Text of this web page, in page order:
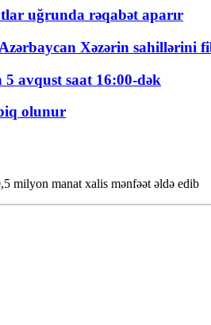
uğrunda rəqabət aparır
Xəzərin sahillərini
avqust saat 16:00-dək
olunur
milyon manat xalis mənfəət əldə edib